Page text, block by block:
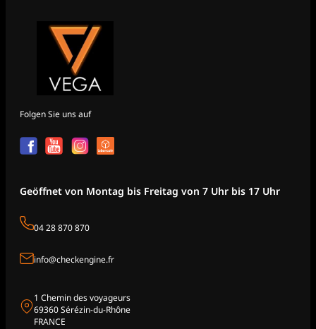
Folgen Sie uns auf
Geöffnet von Montag bis Freitag von 7 Uhr bis 17 Uhr
04 28 870 870
info@checkengine.fr
1 Chemin des voyageurs
69360 Sérézin-du-Rhône
FRANCE